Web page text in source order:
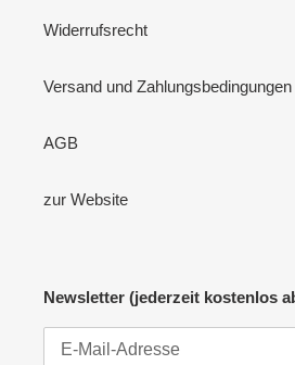
Widerrufsrecht
Versand und Zahlungsbedingungen
AGB
zur Website
Newsletter (jederzeit kostenlos